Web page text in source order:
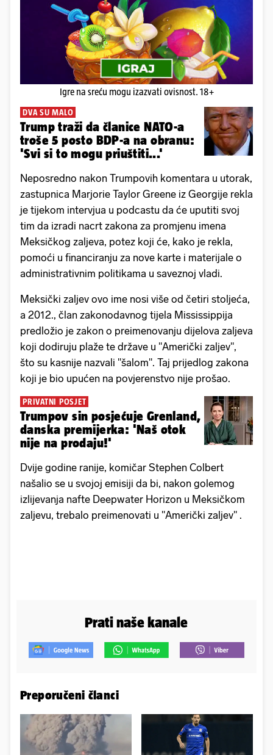
Igre na sreću mogu izazvati ovisnost. 18+
DVA SU MALO
Trump traži da članice NATO-a
troše 5 posto BDP-a na obranu:
'Svi si to mogu priuštiti...'
Neposredno nakon Trumpovih komentara u utorak,
zastupnica Marjorie Taylor Greene iz Georgije rekla
je tijekom intervjua u podcastu da će uputiti svoj
tim da izradi nacrt zakona za promjenu imena
Meksičkog zaljeva, potez koji će, kako je rekla,
pomoći u financiranju za nove karte i materijale o
administrativnim politikama u saveznoj vladi.
Meksički zaljev ovo ime nosi više od četiri stoljeća,
a 2012., član zakonodavnog tijela Mississippija
predložio je zakon o preimenovanju dijelova zaljeva
koji dodiruju plaže te države u "Američki zaljev",
što su kasnije nazvali "šalom". Taj prijedlog zakona
koji je bio upućen na povjerenstvo nije prošao.
PRIVATNI POSJET
Trumpov sin posjećuje Grenland,
danska premijerka: 'Naš otok
nije na prodaju!'
Dvije godine ranije, komičar Stephen Colbert
našalio se u svojoj emisiji da bi, nakon golemog
izlijevanja nafte Deepwater Horizon u Meksičkom
zaljevu, trebalo preimenovati u "Američki zaljev" .
Prati naše kanale
Preporučeni članci